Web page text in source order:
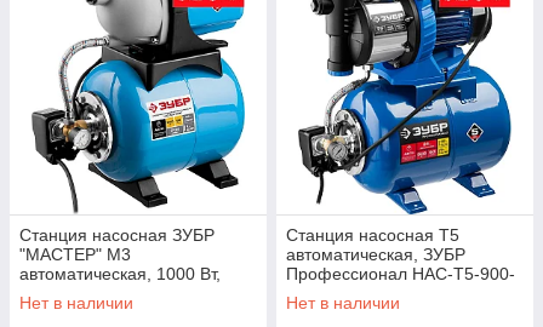
Станция насосная ЗУБР
"МАСТЕР" М3
автоматическая, 1000 Вт,
пропускная способность 60
л/мин, напор 44 м, бак 20
Нет в наличии
Станция насосная Т5
автоматическая, ЗУБР
Профессионал НАС-Т5-900-
С, 900Вт, 60л/мин, напор 42
м, бак 24л,
Нет в наличии